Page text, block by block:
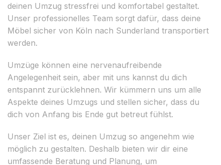
deinen Umzug stressfrei und komfortabel gestaltet.
Unser professionelles Team sorgt dafür, dass deine
Möbel sicher von Köln nach Sunderland transportiert
werden.
Umzüge können eine nervenaufreibende
Angelegenheit sein, aber mit uns kannst du dich
entspannt zurücklehnen. Wir kümmern uns um alle
Aspekte deines Umzugs und stellen sicher, dass du
dich von Anfang bis Ende gut betreut fühlst.
Unser Ziel ist es, deinen Umzug so angenehm wie
möglich zu gestalten. Deshalb bieten wir dir eine
umfassende Beratung und Planung, um